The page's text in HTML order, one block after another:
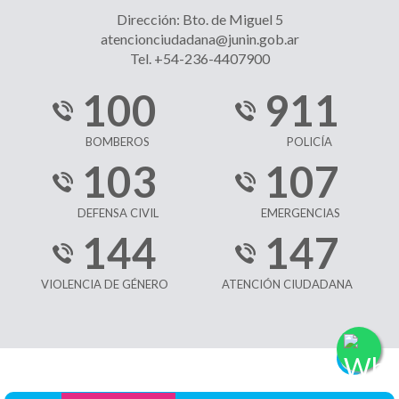
Dirección: Bto. de Miguel 5
atencionciudadana@junin.gob.ar
Tel. +54-236-4407900
100
BOMBEROS
911
POLICÍA
103
DEFENSA CIVIL
107
EMERGENCIAS
144
VIOLENCIA DE GÉNERO
147
ATENCIÓN CIUDADANA